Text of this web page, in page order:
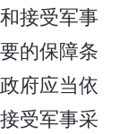
接受军事
的保障条
府应当依
受军事采